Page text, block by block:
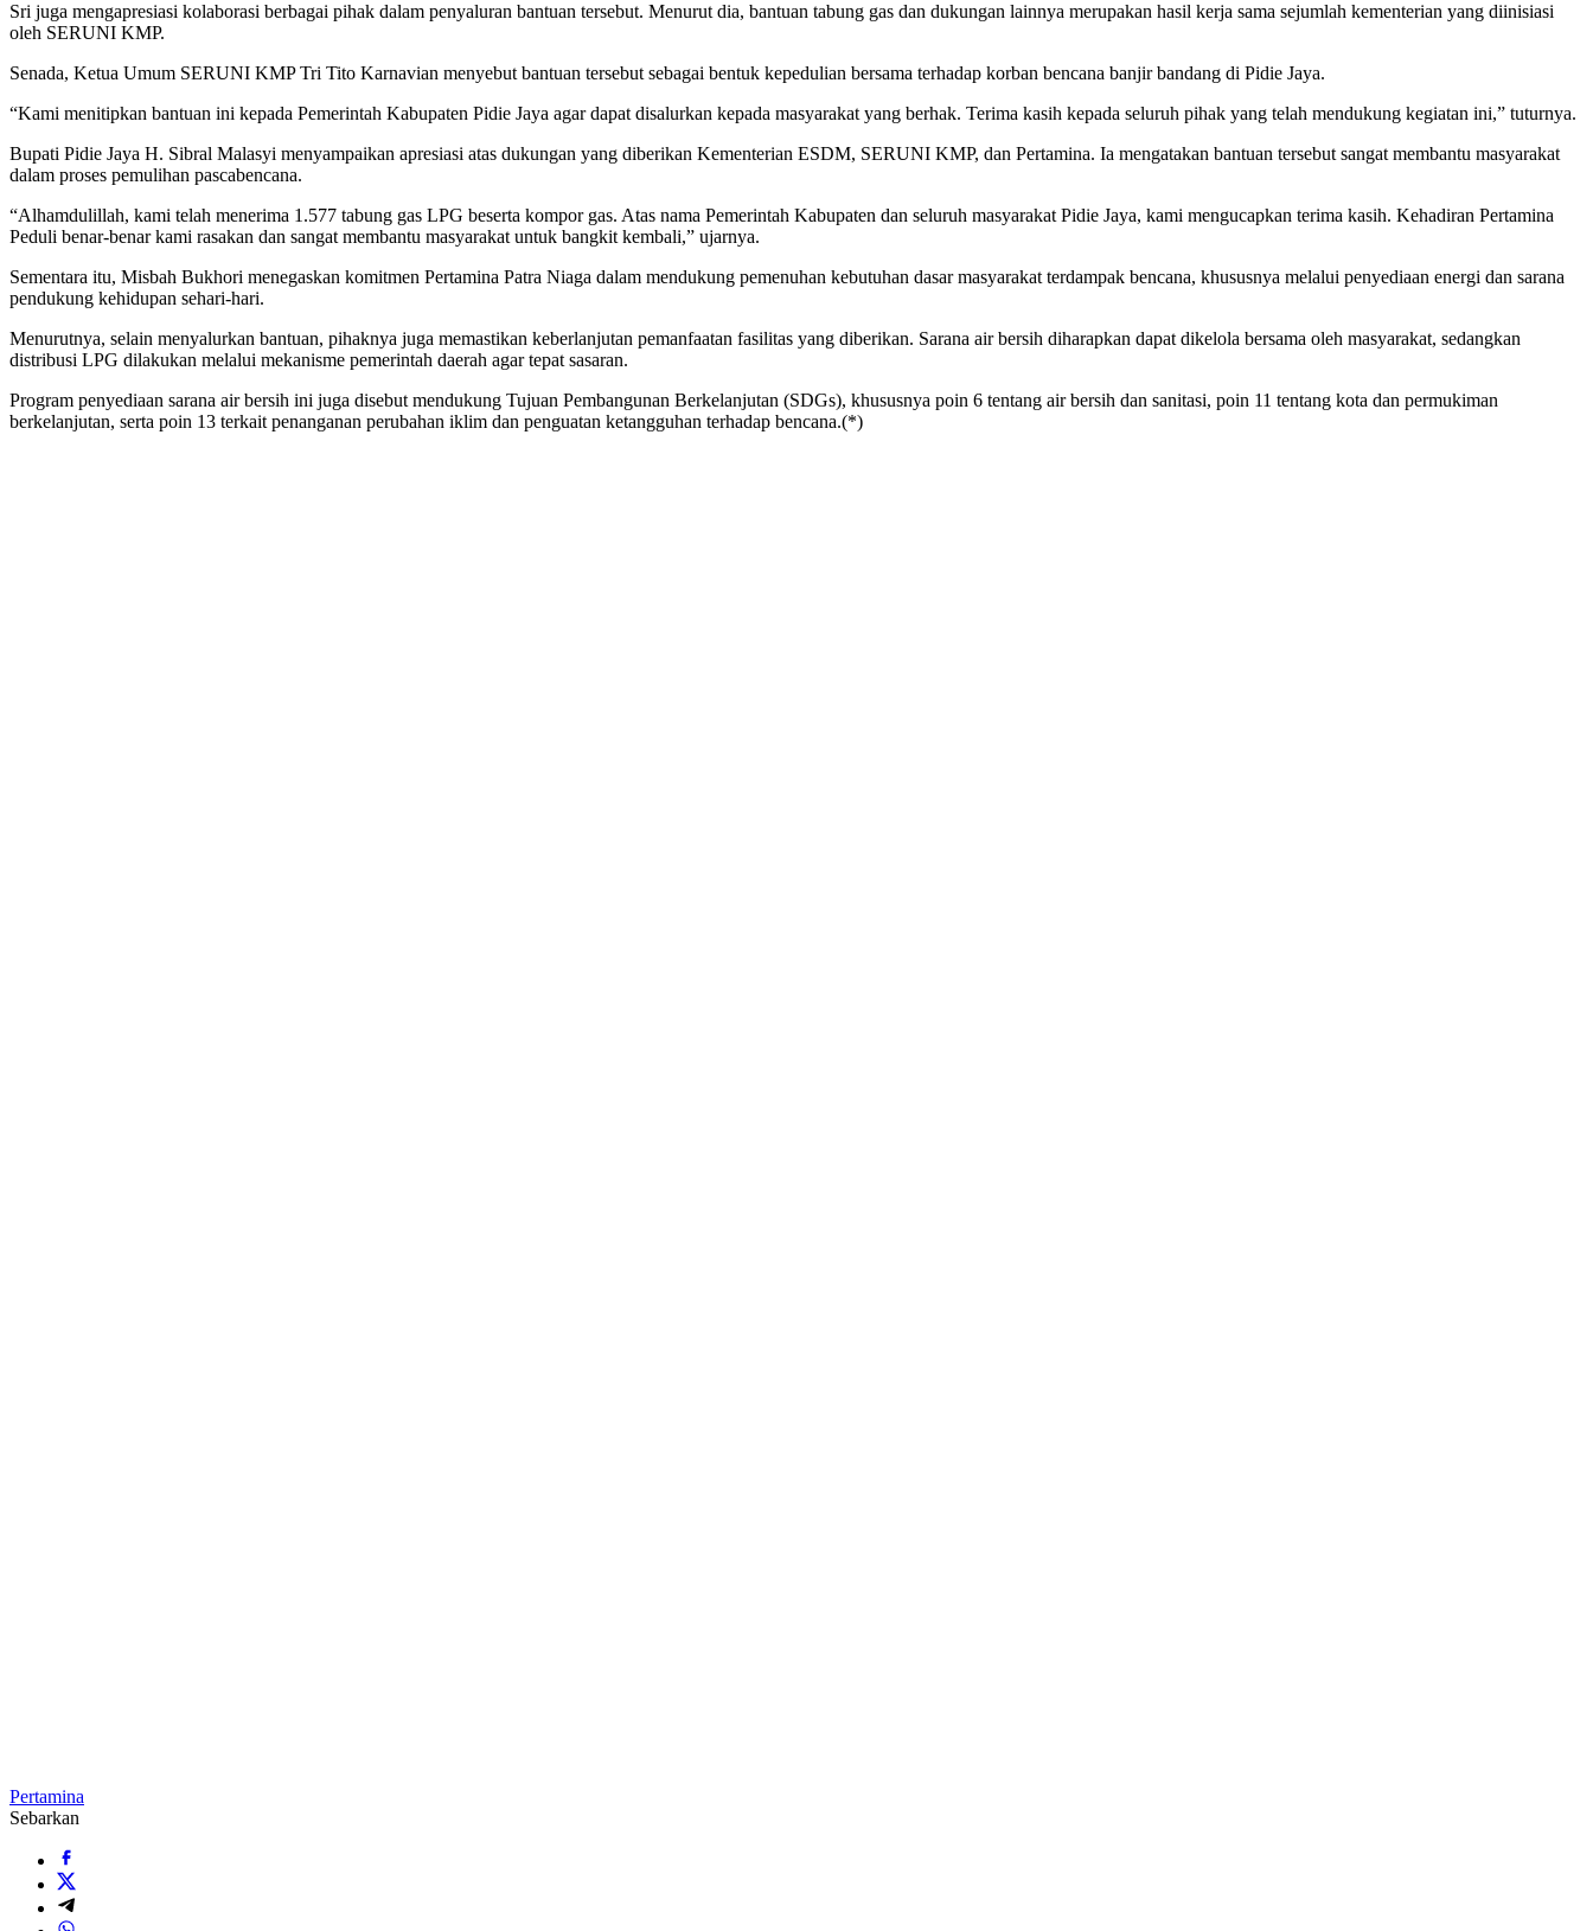
Sri juga mengapresiasi kolaborasi berbagai pihak dalam penyaluran bantuan tersebut. Menurut dia, bantuan tabung gas dan dukungan lainnya merupakan hasil kerja sama sejumlah kementerian yang diinisiasi
oleh SERUNI KMP.
Senada, Ketua Umum SERUNI KMP Tri Tito Karnavian menyebut bantuan tersebut sebagai bentuk kepedulian bersama terhadap korban bencana banjir bandang di Pidie Jaya.
“Kami menitipkan bantuan ini kepada Pemerintah Kabupaten Pidie Jaya agar dapat disalurkan kepada masyarakat yang berhak. Terima kasih kepada seluruh pihak yang telah mendukung kegiatan ini,” tuturnya.
Bupati Pidie Jaya H. Sibral Malasyi menyampaikan apresiasi atas dukungan yang diberikan Kementerian ESDM, SERUNI KMP, dan Pertamina. Ia mengatakan bantuan tersebut sangat membantu masyarakat
dalam proses pemulihan pascabencana.
“Alhamdulillah, kami telah menerima 1.577 tabung gas LPG beserta kompor gas. Atas nama Pemerintah Kabupaten dan seluruh masyarakat Pidie Jaya, kami mengucapkan terima kasih. Kehadiran Pertamina
Peduli benar-benar kami rasakan dan sangat membantu masyarakat untuk bangkit kembali,” ujarnya.
Sementara itu, Misbah Bukhori menegaskan komitmen Pertamina Patra Niaga dalam mendukung pemenuhan kebutuhan dasar masyarakat terdampak bencana, khususnya melalui penyediaan energi dan sarana
pendukung kehidupan sehari-hari.
Menurutnya, selain menyalurkan bantuan, pihaknya juga memastikan keberlanjutan pemanfaatan fasilitas yang diberikan. Sarana air bersih diharapkan dapat dikelola bersama oleh masyarakat, sedangkan
distribusi LPG dilakukan melalui mekanisme pemerintah daerah agar tepat sasaran.
Program penyediaan sarana air bersih ini juga disebut mendukung Tujuan Pembangunan Berkelanjutan (SDGs), khususnya poin 6 tentang air bersih dan sanitasi, poin 11 tentang kota dan permukiman
berkelanjutan, serta poin 13 terkait penanganan perubahan iklim dan penguatan ketangguhan terhadap bencana.(*)
Pertamina
Sebarkan